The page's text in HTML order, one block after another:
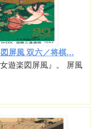
屏風 双六／将棋...
遊楽図屏風』。 屏風